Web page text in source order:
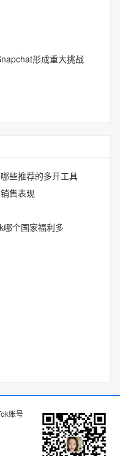
形成重大挑战
些推荐的多开工具
售表现
个国家福利多
账号